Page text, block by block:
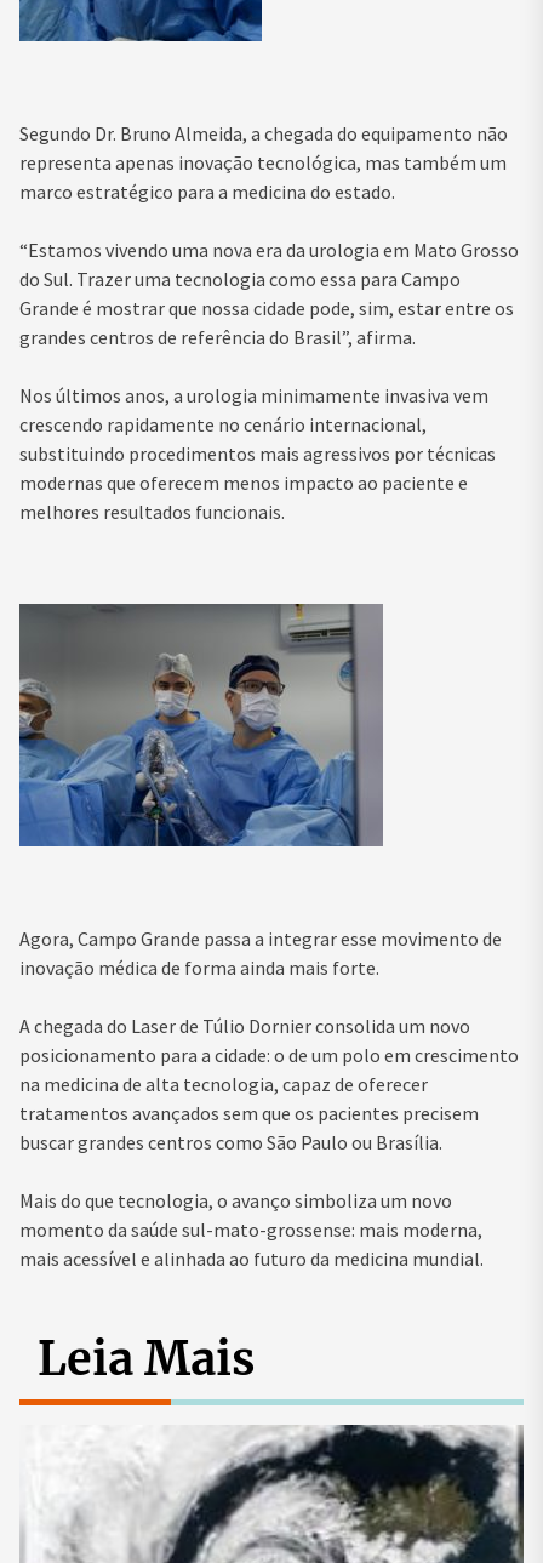
Segundo Dr. Bruno Almeida, a chegada do equipamento não
representa apenas inovação tecnológica, mas também um
marco estratégico para a medicina do estado.
“Estamos vivendo uma nova era da urologia em Mato Grosso
do Sul. Trazer uma tecnologia como essa para Campo
Grande é mostrar que nossa cidade pode, sim, estar entre os
grandes centros de referência do Brasil”, afirma.
Nos últimos anos, a urologia minimamente invasiva vem
crescendo rapidamente no cenário internacional,
substituindo procedimentos mais agressivos por técnicas
modernas que oferecem menos impacto ao paciente e
melhores resultados funcionais.
Agora, Campo Grande passa a integrar esse movimento de
inovação médica de forma ainda mais forte.
A chegada do Laser de Túlio Dornier consolida um novo
posicionamento para a cidade: o de um polo em crescimento
na medicina de alta tecnologia, capaz de oferecer
tratamentos avançados sem que os pacientes precisem
buscar grandes centros como São Paulo ou Brasília.
Mais do que tecnologia, o avanço simboliza um novo
momento da saúde sul-mato-grossense: mais moderna,
mais acessível e alinhada ao futuro da medicina mundial.
Leia Mais